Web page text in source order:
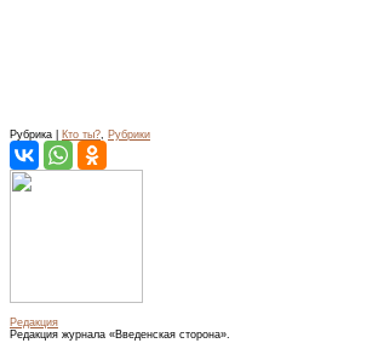
Рубрика | Кто ты? Рубрики
Редакция
Редакция журнала «Введенская сторона».